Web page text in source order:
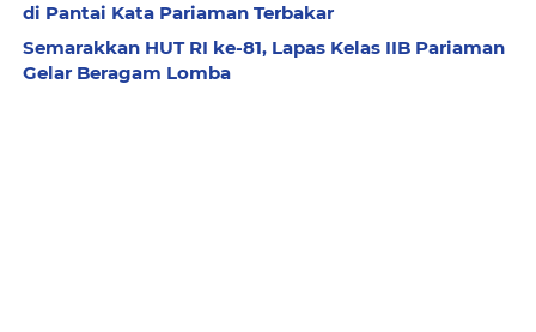
di Pantai Kata Pariaman Terbakar
Semarakkan HUT RI ke-81, Lapas Kelas IIB Pariaman
Gelar Beragam Lomba